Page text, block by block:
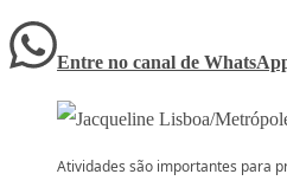
Entre no canal de
Atividades são importantes para